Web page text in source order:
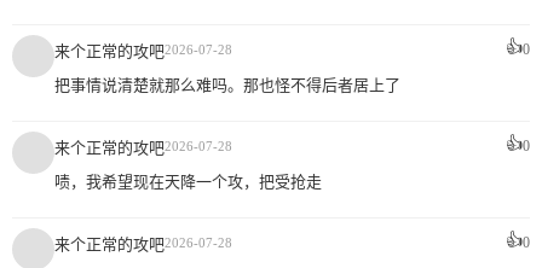
来个正常的攻吧2026-07-28 👍0
把事情说清楚就那么难吗。那也怪不得后者居上了
来个正常的攻吧2026-07-28 👍0
啧，我希望现在天降一个攻，把受抢走
来个正常的攻吧2026-07-28 👍0